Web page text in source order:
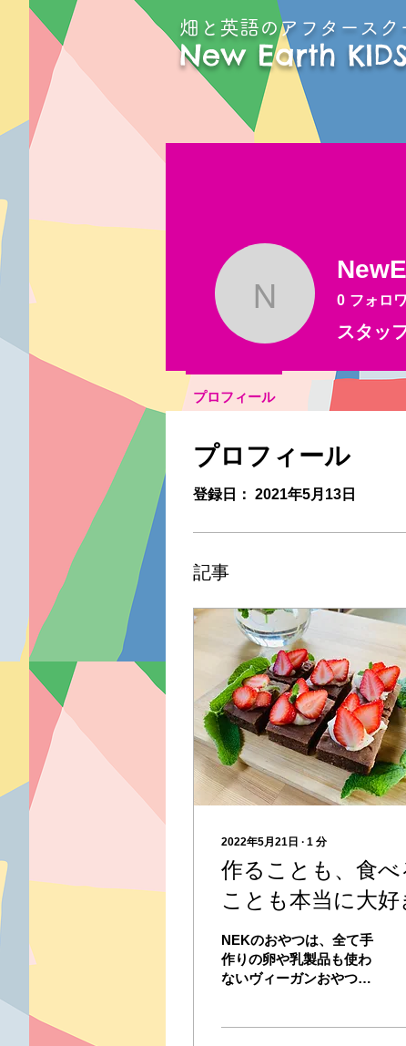
畑と英語のアフタースク
New Earth
プロフィール
登録日： 2021年5月13日
記事
2022年5月21日 ∙ 1 分
作ることも、食べ
ことも本当に大好
NEKのおやつは、全て手
作りの卵や乳製品も使わ
ないヴィーガンおやつで
0 フォロ
スタッ
プロフィール